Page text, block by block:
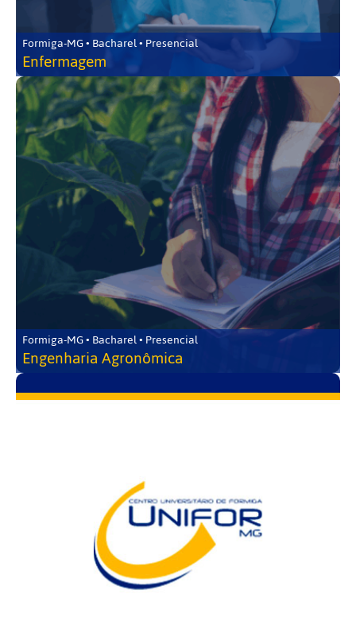
Formiga-MG • Bacharel • Presencial
Enfermagem
Formiga-MG • Bacharel • Presencial
Engenharia Agronômica